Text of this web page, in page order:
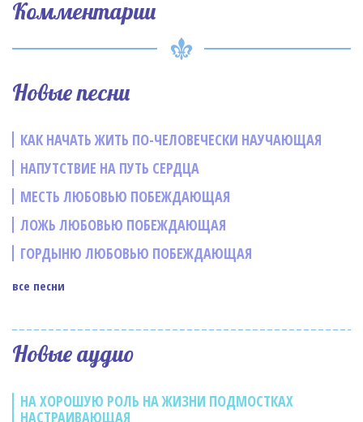
Комментарии
Новые песни
КАК НАЧАТЬ ЖИТЬ ПО-ЧЕЛОВЕЧЕСКИ НАУЧАЮЩАЯ
НАПУТСТВИЕ НА ПУТЬ СЕРДЦА
МЕСТЬ ЛЮБОВЬЮ ПОБЕЖДАЮЩАЯ
ЛОЖЬ ЛЮБОВЬЮ ПОБЕЖДАЮЩАЯ
ГОРДЫНЮ ЛЮБОВЬЮ ПОБЕЖДАЮЩАЯ
все песни
Новые аудио
НА ХОРОШУЮ РОЛЬ НА ЖИЗНИ ПОДМОСТКАХ
НАСТРАИВАЮЩАЯ